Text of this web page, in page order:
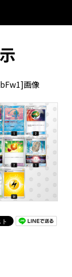
画像